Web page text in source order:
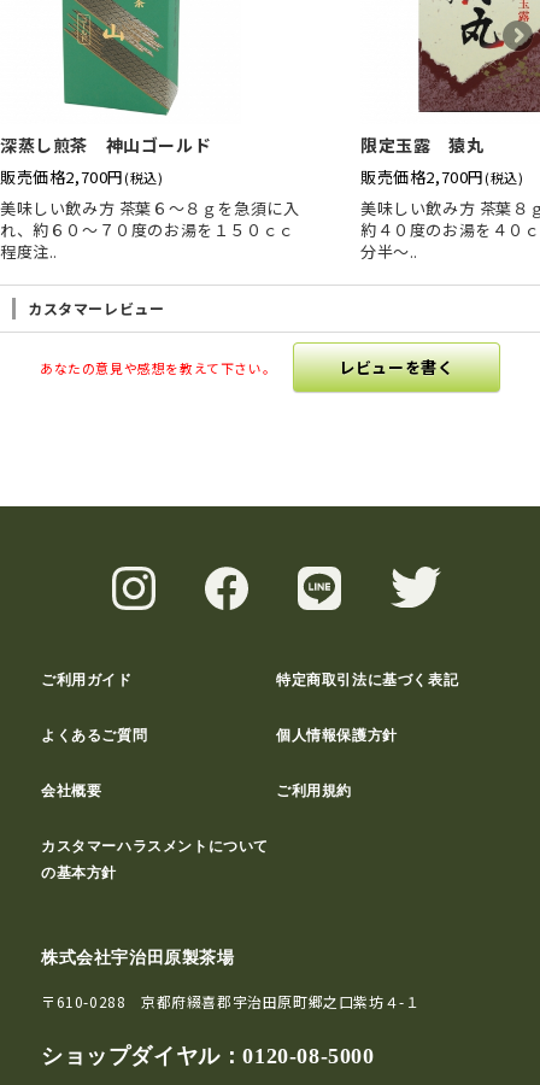
深蒸し煎茶 神山ゴールド
販売価格2,700円(税込)
美味しい飲み方 茶葉６～８ｇを急須に入
れ、約６０～７０度のお湯を１５０ｃｃ
程度注..
限定玉露 猿丸
販売価格2,700円(税込)
美味しい飲み方 茶葉８
約４０度のお湯を４０
分半～..
カスタマーレビュー
あなたの意見や感想を教えて下さい。 レビューを書く
ご利用ガイド 特定商取引法に基づく表記
よくあるご質問 個人情報保護方針
会社概要 ご利用規約
カスタマーハラスメントについて
の基本方針
株式会社宇治田原製茶場
〒610-0288 京都府綴喜郡宇治田原町郷之口紫坊４-１
ショップダイヤル：0120-08-5000